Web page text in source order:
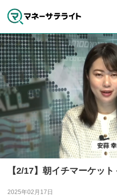
【2/17】朝イチマーケッ
2025年02月17日